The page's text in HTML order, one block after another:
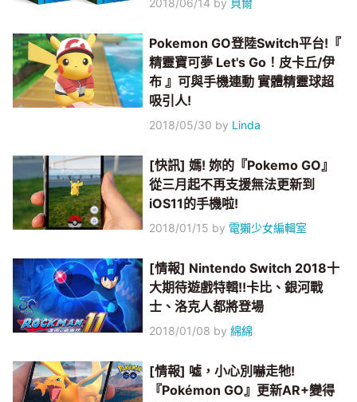
2018/06/14 by 貝爾
Pokemon GO登陸Switch平台!『
精靈寶可夢 Let's Go！皮卡丘/伊
布 』可與手機連動 實體精靈球超
吸引人!
2018/05/30 by Linda
[快訊] 媽! 妳的『Pokemo GO』
從三月起不再支援無法更新到
iOS11的手機啦!
2018/01/15 by 電獺少女編輯室
[情報] Nintendo Switch 2018十
大期待遊戲特輯!!卡比、銀河戰
士、洛克人都將登場
2018/01/08 by綿綿
[情報] 噓，小心別嚇走牠!
『Pokémon GO』更新AR+變得